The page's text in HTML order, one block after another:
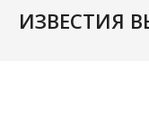
ИЗВЕСТИЯ